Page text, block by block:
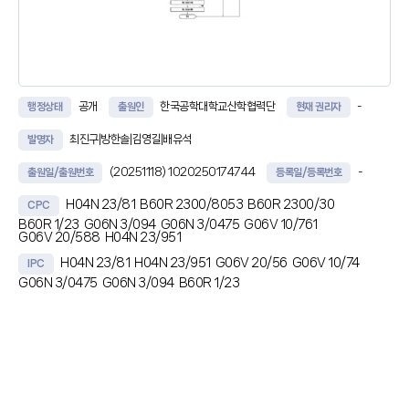
행정상태 공개 출원인 한국공학대학교산학협력단 현재 권리자 -
발명자 최진구|방한솔|김영길|배유석
출원일/출원번호 (20251118) 1020250174744 등록일/등록번호 -
CPC H04N 23/81 B60R 2300/8053 B60R 2300/30
B60R 1/23 G06N 3/094 G06N 3/0475 G06V 10/761
G06V 20/588 H04N 23/951
IPC H04N 23/81 H04N 23/951 G06V 20/56 G06V 10/74
G06N 3/0475 G06N 3/094 B60R 1/23